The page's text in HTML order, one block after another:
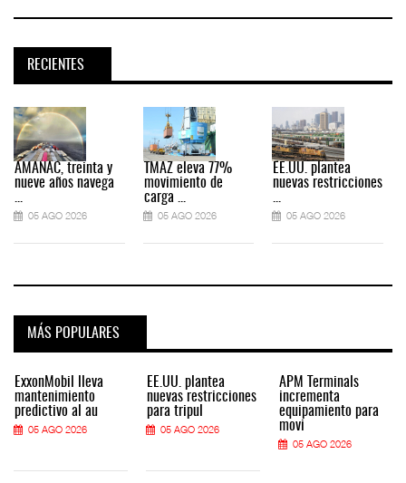
RECIENTES
AMANAC, treinta y
nueve años navega
...
05 AGO 2026
TMAZ eleva 77%
movimiento de
carga ...
05 AGO 2026
EE.UU. plantea
nuevas restricciones
...
05 AGO 2026
MÁS POPULARES
ExxonMobil lleva
mantenimiento
predictivo al au
05 AGO 2026
EE.UU. plantea
nuevas restricciones
para tripul
05 AGO 2026
APM Terminals
incrementa
equipamiento para
movi
05 AGO 2026